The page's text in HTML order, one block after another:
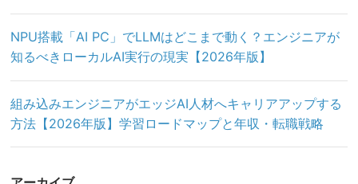
NPU搭載「AI PC」でLLMはどこまで動く？エンジニアが
知るべきローカルAI実行の現実【2026年版】
組み込みエンジニアがエッジAI人材へキャリアアップする
方法【2026年版】学習ロードマップと年収・転職戦略